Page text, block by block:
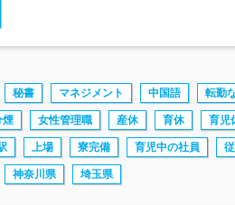
秘書 マネジメント 中国語 転勤
煙 女性管理職 産休 育休 育児
上場 寮完備 育児中の社員
神奈川県 埼玉県